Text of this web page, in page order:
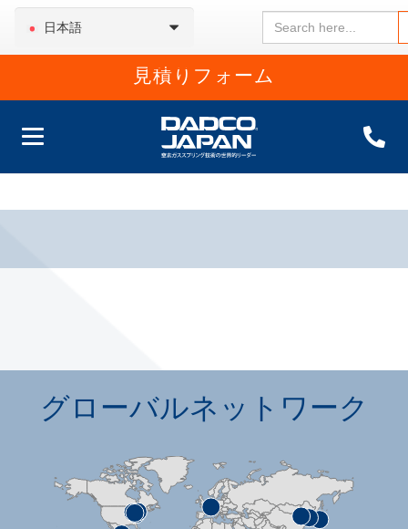
日本語
Search
for:
見積りフォーム
グローバルネットワーク